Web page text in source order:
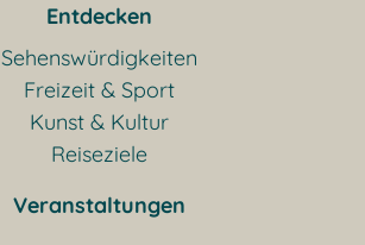
Entdecken
Sehenswürdigkeiten
Freizeit & Sport
Kunst & Kultur
Reiseziele
Veranstaltungen